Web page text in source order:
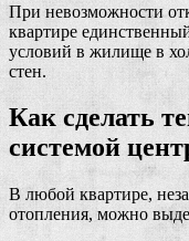
При невозможности
квартире
условий в жилище в
стен.
Как сделать
системой
В любой квартире,
отопления, можно